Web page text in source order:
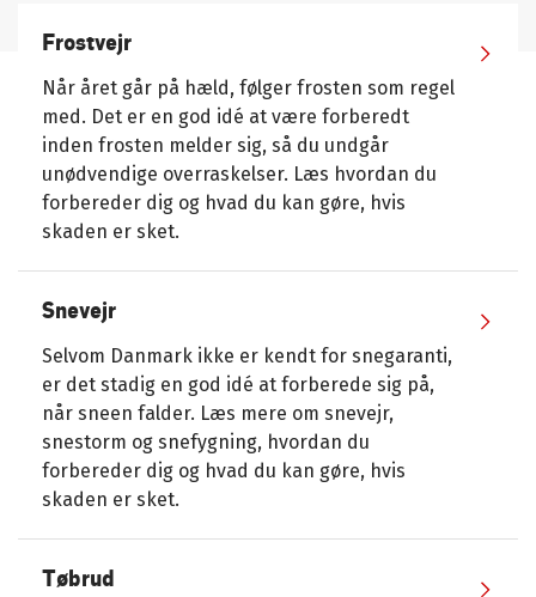
Frostvejr
Når året går på hæld, følger frosten som regel
med. Det er en god idé at være forberedt
inden frosten melder sig, så du undgår
unødvendige overraskelser. Læs hvordan du
forbereder dig og hvad du kan gøre, hvis
skaden er sket.
Snevejr
Selvom Danmark ikke er kendt for snegaranti,
er det stadig en god idé at forberede sig på,
når sneen falder. Læs mere om snevejr,
snestorm og snefygning, hvordan du
forbereder dig og hvad du kan gøre, hvis
skaden er sket.
Tøbrud